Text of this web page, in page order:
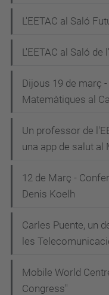
L'EETAC al Saló
L'EETAC al Saló
Dijous 19 de març
Matemàtiques al
Un professor de
una app de salut al
12 de Març -
Denis Koelh
Carles Puente, un
les
Mobile World
Congress"